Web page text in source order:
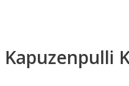
Kapuzenpulli